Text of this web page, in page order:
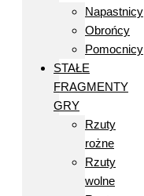
Napastnicy
Obrońcy
Pomocnicy
STAŁE
FRAGMENTY
GRY
Rzuty
rożne
Rzuty
wolne